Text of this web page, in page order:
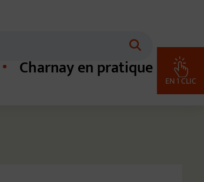
Lancer la
Charnay en pratique
EN 1 CLIC